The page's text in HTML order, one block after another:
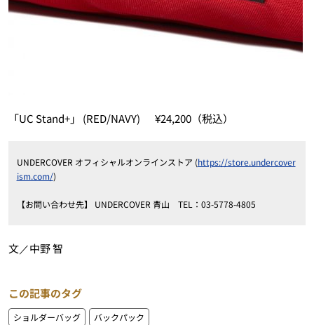
「UC Stand+」 (RED/NAVY) ¥24,200（税込）
UNDERCOVER オフィシャルオンラインストア (https://store.undercover
ism.com/)
【お問い合わせ先】 UNDERCOVER 青山 TEL：03-5778-4805
文／中野 智
この記事のタグ
ショルダーバッグ バックパック